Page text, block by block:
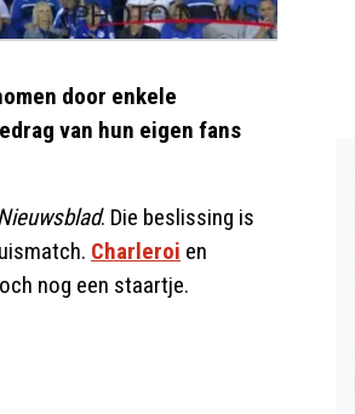
door enkele
van hun eigen fans
. Die beslissing is
Charleroi en
nog een staartje.